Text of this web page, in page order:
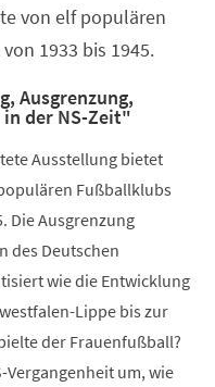
von elf populären
1933 bis 1945.
Ausgrenzung,
der NS-Zeit"
Ausstellung bietet
Fußballklubs
Die Ausgrenzung
des Deutschen
wie die Entwicklung
Lippe bis zur
der Frauenfußball?
Vergangenheit um, wie